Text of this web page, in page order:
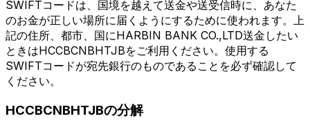
SWIFTコードは、国境を越えて送金や送受信時に、あなた
のお金が正しい場所に届くようにするために使われます。上
記の住所、都市、国にHARBIN BANK CO.,LTD送金したい
ときはHCCBCNBHTJBをご利用ください。使用する
SWIFTコードが宛先銀行のものであることを必ず確認して
ください。
HCCBCNBHTJBの分解